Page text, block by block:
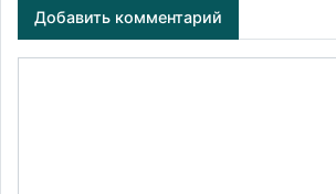
Добавить комментарий